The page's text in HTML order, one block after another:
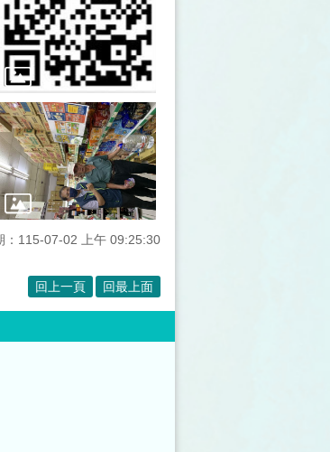
：115-07-02 上午 09:25:30
回上一頁 回最上面